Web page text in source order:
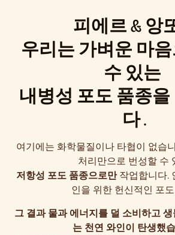
피에르 & 앙
우리는 가벼운 마
수 있는
내병성 포도 품종을
다 .
여기에는 화학물질이나 타협이 없습
처리만으로 번성할 수
저항성 포도 품종으로만작업합니다.
인을 위한 헌신적인 포
그 결과 물과 에너지를 덜 소비하고
는 천연 와인이 탄생했